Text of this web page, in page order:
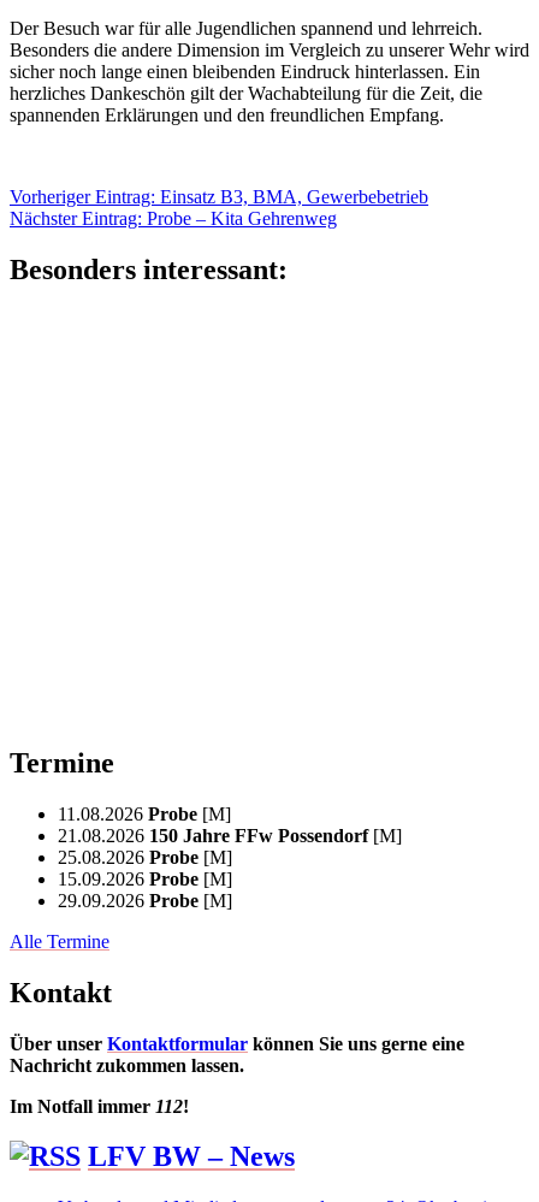
Der Besuch war für alle Jugendlichen spannend und lehrreich.
Besonders die andere Dimension im Vergleich zu unserer Wehr wird
sicher noch lange einen bleibenden Eindruck hinterlassen. Ein
herzliches Dankeschön gilt der Wachabteilung für die Zeit, die
spannenden Erklärungen und den freundlichen Empfang.
Beitragsnavigation
Vorheriger Eintrag: Vorheriger
Eintrag:
Einsatz B3, BMA, Gewerbebetrieb
Nächster Eintrag: Nächster
Probe – Kita Gehrenweg
Besonders interessant:
Termine
11.08.2026 Probe [M]
21.08.2026 150 Jahre FFw Possendorf [M]
25.08.2026 Probe [M]
15.09.2026 Probe [M]
29.09.2026 Probe [M]
Alle Termine
Kontakt
Über unser Kontaktformular können Sie uns gerne eine
Nachricht zukommen lassen.
Im Notfall immer 112!
LFV BW – News